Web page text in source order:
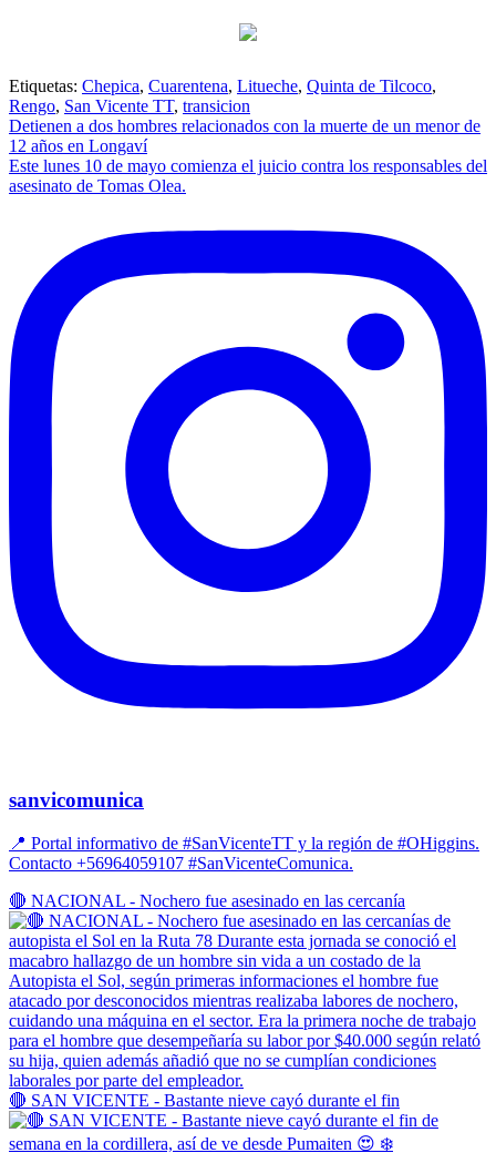
Etiquetas: Chepica, Cuarentena, Litueche, Quinta de Tilcoco,
Rengo, San Vicente TT, transicion
Navegación
de
entradas
Detienen a dos hombres relacionados con la muerte de un menor de
12 años en Longaví
Este lunes 10 de mayo comienza el juicio contra los responsables del
asesinato de Tomas Olea.
sanvicomunica
📍 Portal informativo de #SanVicenteTT y la región de #OHiggins.
Contacto +56964059107 #SanVicenteComunica.
🔴 NACIONAL - Nochero fue asesinado en las cercanía
🔴 SAN VICENTE - Bastante nieve cayó durante el fin